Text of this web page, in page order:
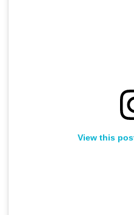
View this